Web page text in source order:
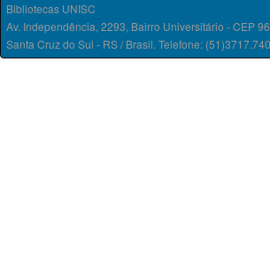
Bibliotecas UNISC
Av. Independência, 2293, Bairro Universitário - CEP
Santa Cruz do Sul - RS / Brasil. Telefone: